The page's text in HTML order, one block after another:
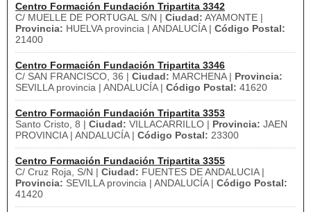
Centro Formación Fundación Tripartita 3342
C/ MUELLE DE PORTUGAL S/N | Ciudad: AYAMONTE |
Provincia: HUELVA provincia | ANDALUCÍA | Código Postal:
21400
Centro Formación Fundación Tripartita 3346
C/ SAN FRANCISCO, 36 | Ciudad: MARCHENA | Provincia:
SEVILLA provincia | ANDALUCÍA | Código Postal: 41620
Centro Formación Fundación Tripartita 3353
Santo Cristo, 8 | Ciudad: VILLACARRILLO | Provincia: JAEN
PROVINCIA | ANDALUCÍA | Código Postal: 23300
Centro Formación Fundación Tripartita 3355
C/ Cruz Roja, S/N | Ciudad: FUENTES DE ANDALUCIA |
Provincia: SEVILLA provincia | ANDALUCÍA | Código Postal:
41420